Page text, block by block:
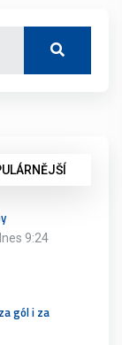
9:24
gól i za